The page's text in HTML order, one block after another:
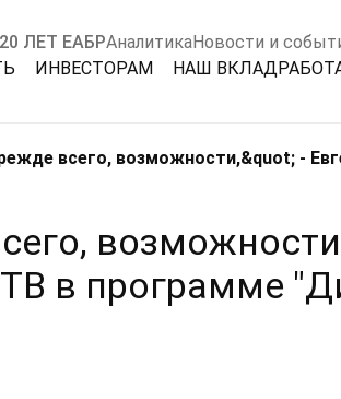
20 ЛЕТ ЕАБРАналитикаНовости и
ИНВЕСТОРАМ НАШ ВКЛАД
всего, возможности,&quot; -
в программе